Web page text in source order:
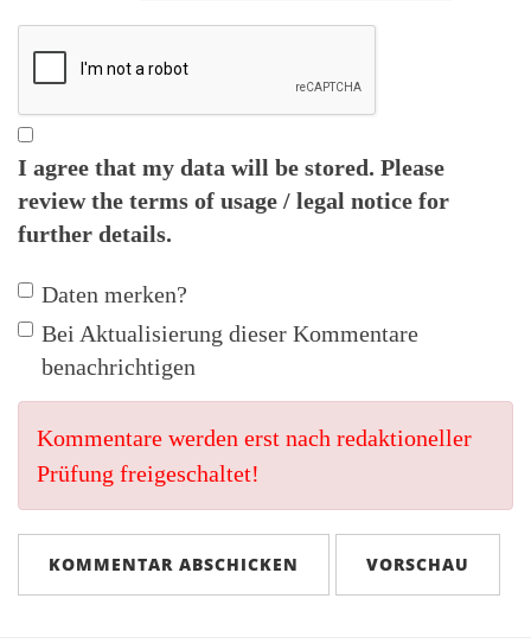
I agree that my data will be stored. Please
review the terms of usage / legal notice for
further details.
Daten merken?
Bei Aktualisierung dieser Kommentare
benachrichtigen
Kommentare werden erst nach redaktioneller
Prüfung freigeschaltet!